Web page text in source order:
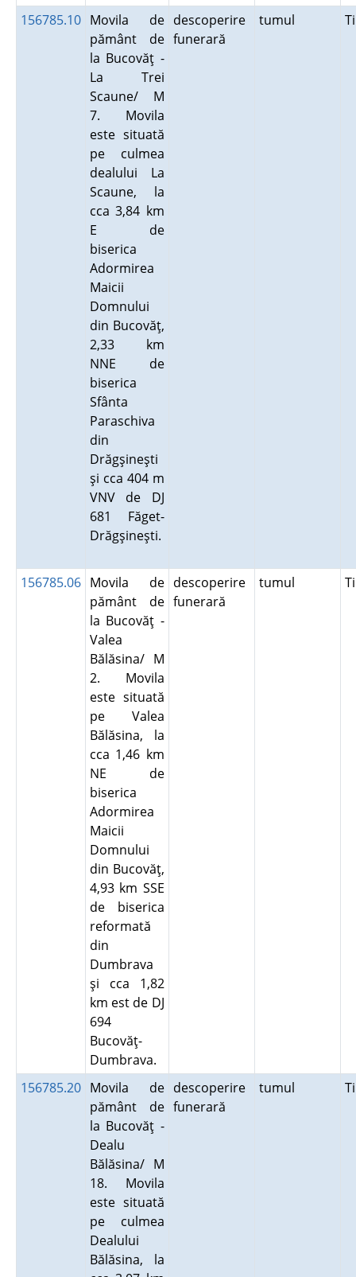
156785.10 Movila de
pământ de
la Bucovăţ -
La Trei
Scaune/ M
7. Movila
este situată
pe culmea
dealului La
Scaune, la
cca 3,84 km
E de
biserica
Adormirea
Maicii
Domnului
din Bucovăţ,
2,33 km
NNE de
biserica
Sfânta
Paraschiva
din
Drăgşineşti
şi cca 404 m
VNV de DJ
681 Făget-
Drăgşineşti.
descoperire
funerară
tumul
156785.06 Movila de
pământ de
la Bucovăţ -
Valea
Bălăsina/ M
2. Movila
este situată
pe Valea
Bălăsina, la
cca 1,46 km
NE de
biserica
Adormirea
Maicii
Domnului
din Bucovăţ,
4,93 km SSE
de biserica
reformată
din
Dumbrava
şi cca 1,82
km est de DJ
694
Bucovăţ-
Dumbrava.
descoperire
funerară
tumul
156785.20 Movila de
pământ de
la Bucovăţ -
Dealu
Bălăsina/ M
18. Movila
este situată
pe culmea
Dealului
Bălăsina, la
descoperire
funerară
tumul